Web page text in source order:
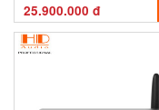
25.900.000 đ